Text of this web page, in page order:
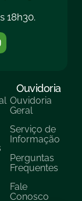
18h30.
Ouvidoria
Ouvidoria
Geral
Serviço de
Informação
Perguntas
Frequentes
Fale
Conosco